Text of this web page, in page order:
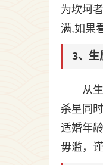
为坎坷
满,如果
3、生
从
杀星同
适婚年
毋滥，谨